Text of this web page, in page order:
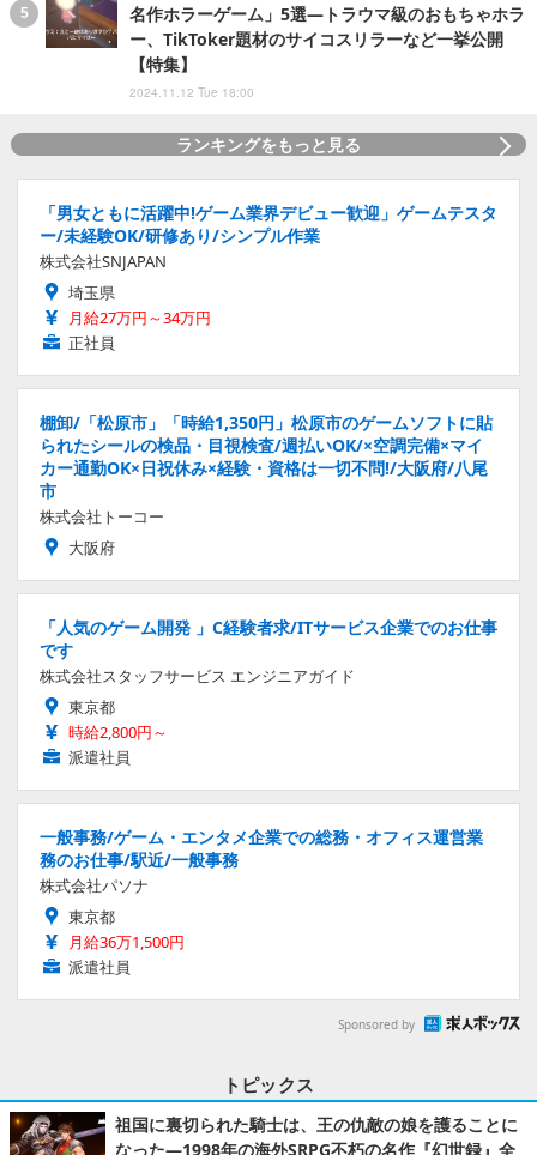
名作ホラーゲーム」5選―トラウマ級のおもちゃホラ
ー、TikToker題材のサイコスリラーなど一挙公開
【特集】
2024.11.12 Tue 18:00
ランキングをもっと見る
「男女ともに活躍中!ゲーム業界デビュー歓迎」ゲームテスタ
ー/未経験OK/研修あり/シンプル作業
株式会社SNJAPAN
埼玉県
月給27万円～34万円
正社員
棚卸/「松原市」「時給1,350円」松原市のゲームソフトに貼
られたシールの検品・目視検査/週払いOK/×空調完備×マイ
カー通勤OK×日祝休み×経験・資格は一切不問!/大阪府/八尾
市
株式会社トーコー
大阪府
「人気のゲーム開発 」C経験者求/ITサービス企業でのお仕事
です
株式会社スタッフサービス エンジニアガイド
東京都
時給2,800円～
派遣社員
一般事務/ゲーム・エンタメ企業での総務・オフィス運営業
務のお仕事/駅近/一般事務
株式会社パソナ
東京都
月給36万1,500円
派遣社員
Sponsored by
トピックス
祖国に裏切られた騎士は、王の仇敵の娘を護ることに
なった―1998年の海外SRPG不朽の名作『幻世録』全